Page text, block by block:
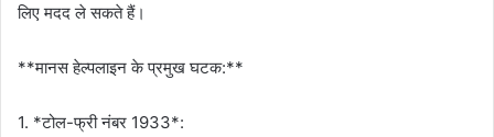
लिए मदद ले सकते हैं।
**मानस हेल्पलाइन के प्रमुख घटक:**
1. *टोल-फ्री नंबर 1933*: